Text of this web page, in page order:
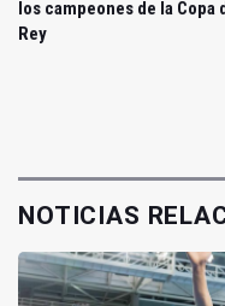
los campeones de la Copa
Rey
NOTICIAS